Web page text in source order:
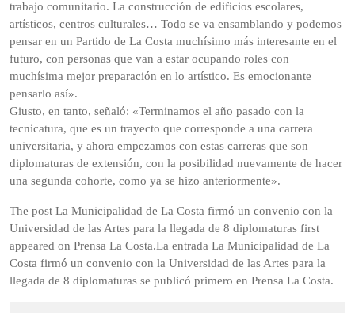
trabajo comunitario. La construcción de edificios escolares,
artísticos, centros culturales… Todo se va ensamblando y podemos
pensar en un Partido de La Costa muchísimo más interesante en el
futuro, con personas que van a estar ocupando roles con
muchísima mejor preparación en lo artístico. Es emocionante
pensarlo así».
Giusto, en tanto, señaló: «Terminamos el año pasado con la
tecnicatura, que es un trayecto que corresponde a una carrera
universitaria, y ahora empezamos con estas carreras que son
diplomaturas de extensión, con la posibilidad nuevamente de hacer
una segunda cohorte, como ya se hizo anteriormente».
The post La Municipalidad de La Costa firmó un convenio con la
Universidad de las Artes para la llegada de 8 diplomaturas first
appeared on Prensa La Costa.La entrada La Municipalidad de La
Costa firmó un convenio con la Universidad de las Artes para la
llegada de 8 diplomaturas se publicó primero en Prensa La Costa.